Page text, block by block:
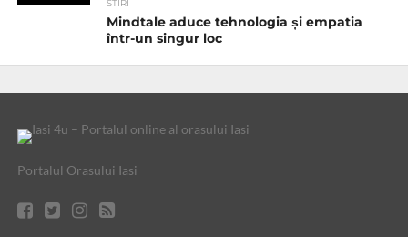
STIRI
Mindtale aduce tehnologia și empatia
într-un singur loc
Portalul Orasului Iasi